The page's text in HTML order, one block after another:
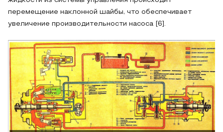
перемещение наклонной шайбы, что обеспечивает
увеличение производительности насоса [6].